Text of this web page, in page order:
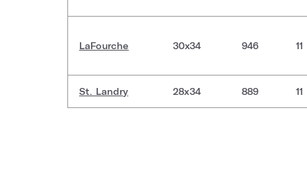
LaFourche 30x34 946 11
St. Landry 28x34 889 11